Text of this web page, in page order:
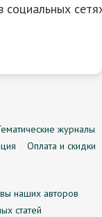
журналы
Оплата и скидки
наших авторов
статей